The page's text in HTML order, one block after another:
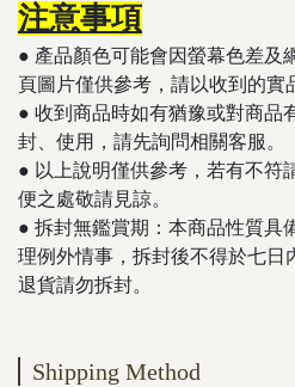
注意事項
● 產品顏色可能會因螢幕色差及
頁圖片僅供參考，請以收到的實
● 收到商品時如有猶豫或對商品
封、使用，請先詢問相關客服。
● 以上說明僅供參考，若有不符
便之處敬請見諒。
​​​​​● 拆封無鑑賞期：本商品性質具
理例外情事，拆封後不得於七日
退貨請勿拆封。
Shipping Method